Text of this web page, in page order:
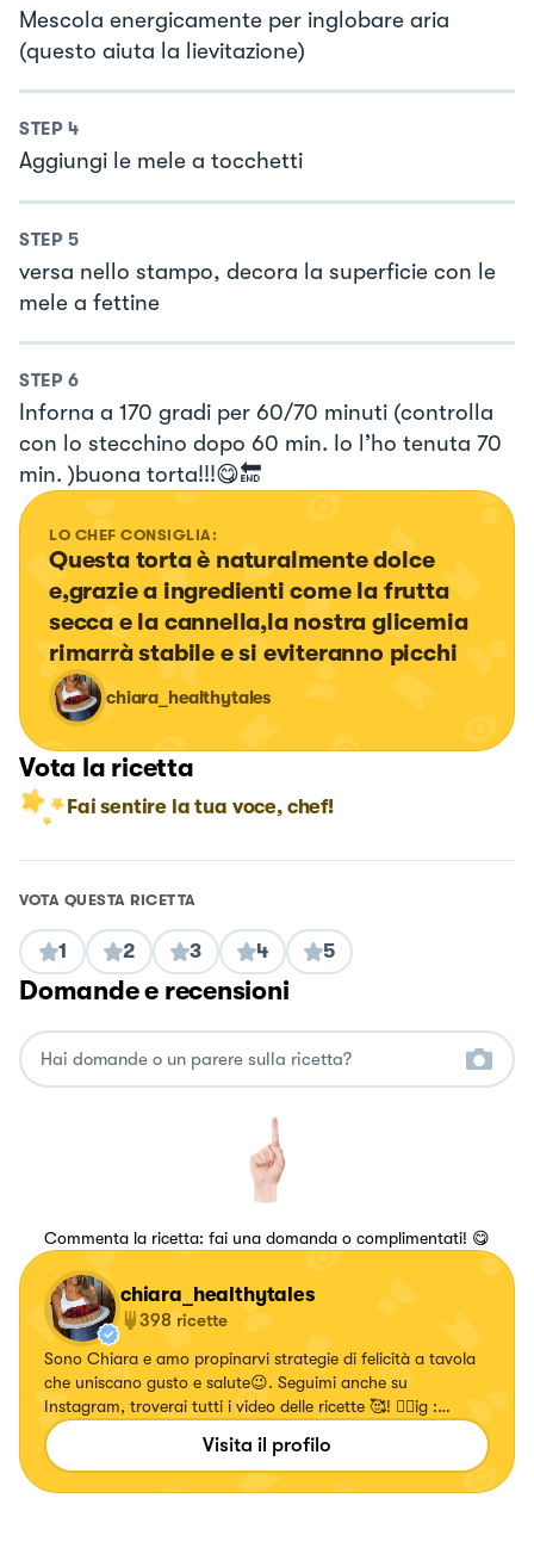
Mescola energicamente per inglobare aria
(questo aiuta la lievitazione)
STEP 4
Aggiungi le mele a tocchetti
STEP 5
versa nello stampo, decora la superficie con le
mele a fettine
STEP 6
Inforna a 170 gradi per 60/70 minuti (controlla
con lo stecchino dopo 60 min. Io l’ho tenuta 70
min. )buona torta!!!😋🔚
LO CHEF CONSIGLIA:
Questa torta è naturalmente dolce
e,grazie a ingredienti come la frutta
secca e la cannella,la nostra glicemia
rimarrà stabile e si eviteranno picchi
chiara_healthytales
Vota la ricetta
Fai sentire la tua voce, chef!
VOTA QUESTA RICETTA
1 2 3 4 5
Domande e recensioni
Commenta la ricetta: fai una domanda o complimentati! 😋
chiara_healthytales
398 ricette
Sono Chiara e amo propinarvi strategie di felicità a tavola
che uniscano gusto e salute😉. Seguimi anche su
Instagram, troverai tutti i video delle ricette 🥰! 👉🏻ig :
chiara_healthytales
Visita il profilo